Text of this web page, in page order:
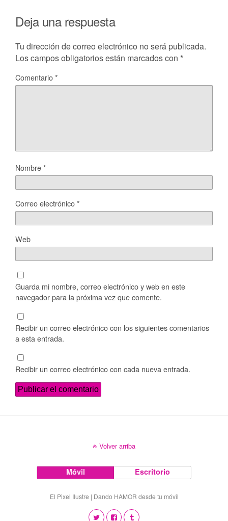
Deja una respuesta
Tu dirección de correo electrónico no será publicada.
Los campos obligatorios están marcados con *
Comentario*
Nombre*
Correo electrónico*
Web
Guarda mi nombre, correo electrónico y web en este
navegador para la próxima vez que comente.
Recibir un correo electrónico con los siguientes comentarios
a esta entrada.
Recibir un correo electrónico con cada nueva entrada.
Volver arriba
Móvil Escritorio
El Pixel Ilustre | Dando HAMOR desde tu móvil